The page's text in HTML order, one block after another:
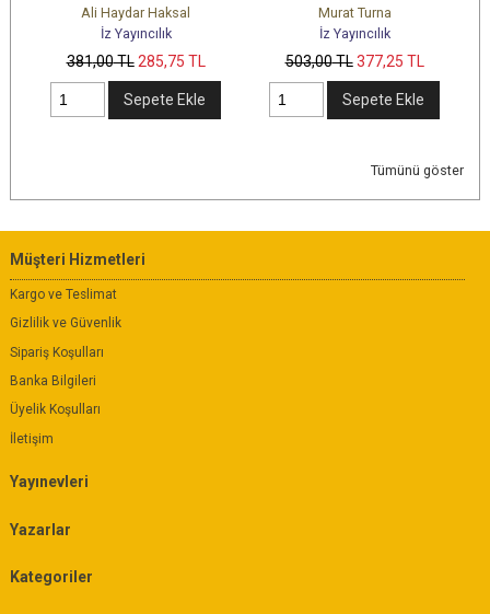
TL
Ekle
503 ,00 TL
Sepete Ekle
271 ,00
Tümünü göster
Müşteri Hizmetleri
Kargo ve Teslimat
Gizlilik ve Güvenlik
Sipariş Koşulları
Banka Bilgileri
Üyelik Koşulları
İletişim
Yayınevleri
Yazarlar
Kategoriler